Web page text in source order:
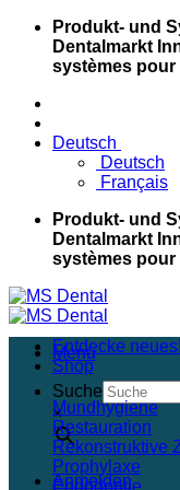
Skip
content
Produkt- und
Dentalmarkt
systèmes pour
Deutsch
Deutsch
Français
Produkt- und
Dentalmarkt
systèmes pour
Menu
Suche
×
Anmelden
Entdecke neues!
Shop
Mundhygiene
Restauration
Rekonstruktive
Prophylaxe
Endodontie